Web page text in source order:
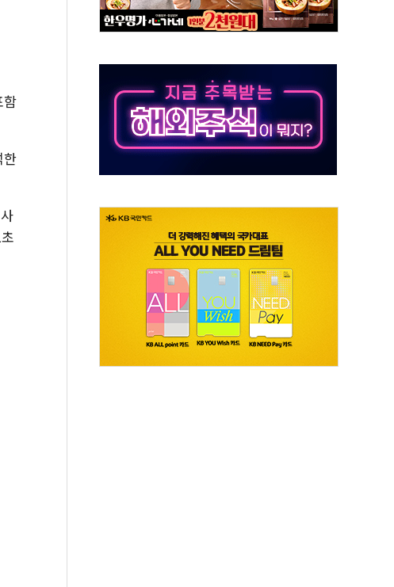
손봐야, 경쟁상대 中과 비교해야"
과 함께하는 '선봉'의 대민 봉사
탄도미사일 1발 발사… 올해 10번째·42일 만 도발
비아에 새 안보 위기… 반군·마약카르텔이 습득해 전투 활용
긴 어선 구조
아닌 무해한 표면 부식 물질"
30여분만에 진화...외국인 노동자 숨져
함
한